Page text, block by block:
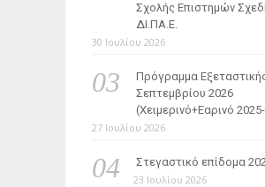
Σχολής Επιστημών
ΔΙ.ΠΑ.Ε.
30 Ιουλίου 2026
Πρόγραμμα
Σεπτεμβρίου 2026
(Χειμερινό+Εαρινό
27 Ιουλίου 2026
Στεγαστικό επίδομα
23 Ιουλίου 2026